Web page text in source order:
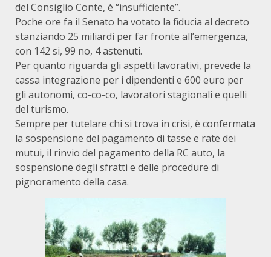
del Consiglio Conte, è “insufficiente”.
Poche ore fa il Senato ha votato la fiducia al decreto
stanziando 25 miliardi per far fronte all’emergenza,
con 142 si, 99 no, 4 astenuti.
Per quanto riguarda gli aspetti lavorativi, prevede la
cassa integrazione per i dipendenti e 600 euro per
gli autonomi, co-co-co, lavoratori stagionali e quelli
del turismo.
Sempre per tutelare chi si trova in crisi, è confermata
la sospensione del pagamento di tasse e rate dei
mutui, il rinvio del pagamento della RC auto, la
sospensione degli sfratti e delle procedure di
pignoramento della casa.